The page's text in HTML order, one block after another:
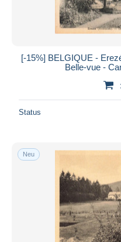
[-15%] BELGIQUE -
Belle-vue -
Status
Neu